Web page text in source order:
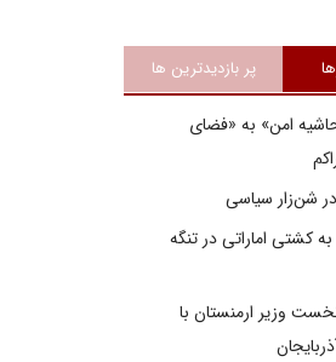
پر بازدیدترین ها
امن» به «فضای
شن‌زار سیاسی
کشتی اماراتی در تنگه
وزیر ارمنستان با